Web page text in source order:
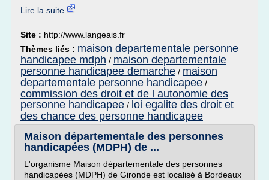
Lire la suite
Site : http://www.langeais.fr
Thèmes liés : maison departementale personne
handicapee mdph / maison departementale
personne handicapee demarche / maison
departementale personne handicapee /
commission des droit et de l autonomie des
personne handicapee / loi egalite des droit et
des chance des personne handicapee
Maison départementale des personnes
handicapées (MDPH) de ...
L'organisme Maison départementale des personnes
handicapées (MDPH) de Gironde est localisé à Bordeaux